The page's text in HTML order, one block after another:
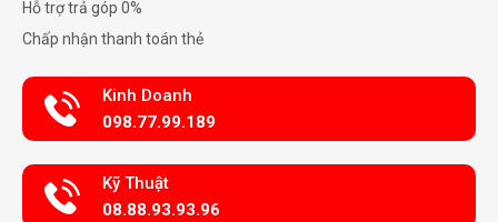
Hỗ trợ trả góp 0%
Chấp nhận thanh toán thẻ
Kinh Doanh
098.77.99.189
Kỹ Thuật
08.88.93.93.96